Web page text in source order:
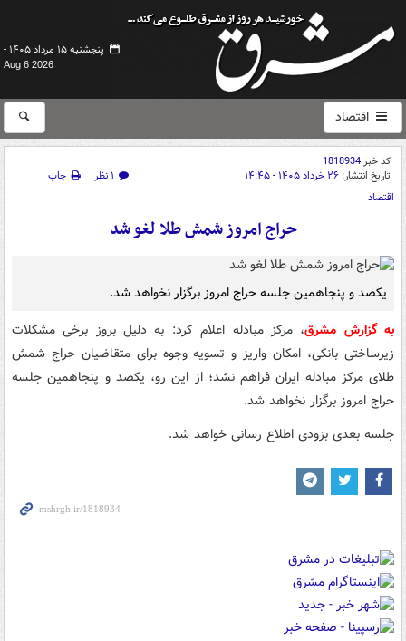
پنجشنبه ۱۵ مرداد ۱۴۰۵ -
Aug 6 2026
اقتصاد
کد خبر1818934
تاریخ انتشار: ۲۶ خرداد ۱۴۰۵ - ۱۴:۴۵ ۱ نظر
چاپ
اقتصاد
حراج امروز شمش طلا لغو شد
یکصد و پنجاهمین جلسه حراج امروز برگزار نخواهد شد.
به گزارش مشرق، مرکز مبادله اعلام کرد: به دلیل بروز برخی مشکلات
زیرساختی بانکی، امکان واریز و تسویه وجوه برای متقاضیان حراج شمش
طلای مرکز مبادله ایران فراهم نشد؛ از این رو، یکصد و پنجاهمین جلسه
حراج امروز برگزار نخواهد شد.
جلسه بعدی بزودی اطلاع رسانی خواهد شد.